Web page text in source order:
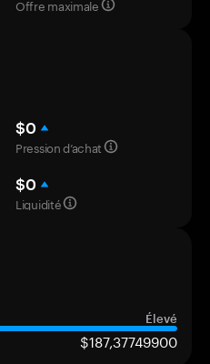
Offre maximale
$0
Pression d’achat
$0
Liquidité
Élevé
$187,37749900